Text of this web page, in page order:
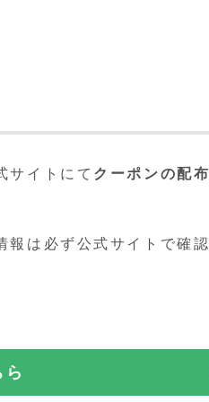
サイトにて クーポンの配
は必ず公式サイトで確認